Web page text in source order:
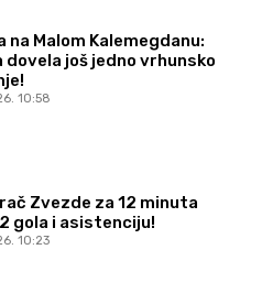
na Malom Kalemegdanu:
dovela još jedno vrhunsko
10:58
Zvezde za 12 minuta
gola i asistenciju!
10:23